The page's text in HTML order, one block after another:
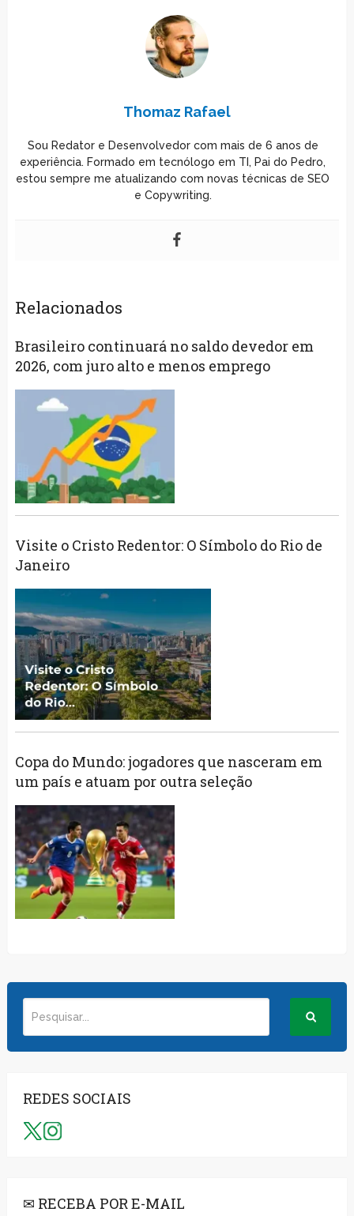
Thomaz Rafael
Sou Redator e Desenvolvedor com mais de 6 anos de
experiência. Formado em tecnólogo em TI, Pai do Pedro,
estou sempre me atualizando com novas técnicas de SEO
e Copywriting.
Relacionados
Brasileiro continuará no saldo devedor em
2026, com juro alto e menos emprego
Visite o Cristo Redentor: O Símbolo do Rio de
Janeiro
Copa do Mundo: jogadores que nasceram em
um país e atuam por outra seleção
REDES SOCIAIS
✉ RECEBA POR E-MAIL